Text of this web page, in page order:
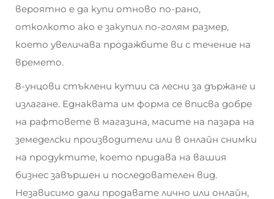
вероятно е да купи отново по-рано,
отколкото ако е закупил по-голям размер,
което увеличава продажбите ви с течение на
времето.
8-унцови стъклени кутии са лесни за държане и
излагане. Еднаквата им форма се вписва добре
на рафтовете в магазина, масите на пазара на
земеделски производители или в онлайн снимки
на продуктите, което придава на вашия
бизнес завършен и последователен вид.
Независимо дали продавате лично или онлайн,